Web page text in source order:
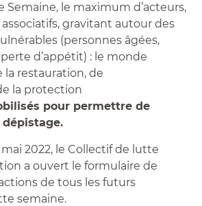
Semaine, le maximum d’acteurs,
gravitant autour des
(personnes âgées,
d’appétit) : le monde
la restauration, de
la protection
pour permettre de
2022, le Collectif de lutte
a ouvert le formulaire de
de tous les futurs
semaine.